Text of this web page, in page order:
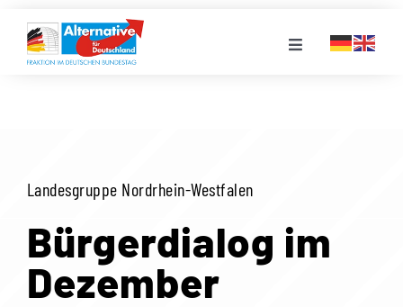
Inhalt
springen
Toggle
VERANSTALTUNGEN
PRESSE
Landesgruppe Nordrhein-Westfalen
Bürgerdialog im
Dezember